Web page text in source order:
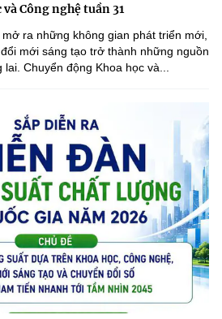
Công nghệ tuần 31
ra những không gian phát triển mới,
mới sáng tạo trở thành những nguồn
Chuyển động Khoa học và...